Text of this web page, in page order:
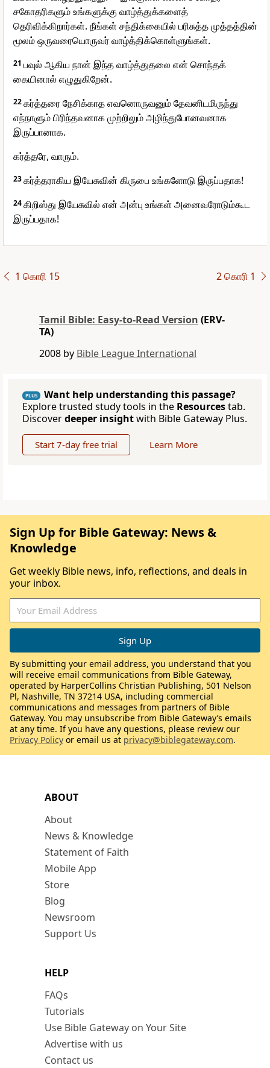
சகோதரிகளும் உங்களுக்கு வாழ்த்துக்களைத்
தெரிவிக்கிறார்கள். நீங்கள் சந்திக்கையில் பரிசுத்த முத்தத்தின்
மூலம் ஒருவரையொருவர் வாழ்த்திக்கொள்ளுங்கள்.
21 பவுல் ஆகிய நான் இந்த வாழ்த்துதலை என் சொந்தக்
கையினால் எழுதுகிறேன்.
22கர்த்தரை நேசிக்காத எவனொருவனும் தேவனிடமிருந்து
எந்நாளும் பிரிந்தவனாக முற்றிலும் அழிந்துபோனவனாக
இருப்பானாக.
கர்த்தரே, வாரும்.
23கர்த்தராகிய இயேசுவின் கிருபை உங்களோடு இருப்பதாக!
24கிறிஸ்து இயேசுவில் என் அன்பு உங்கள் அனைவரோடும்கூட
இருப்பதாக!
1 கொரி 15 2 கொரி 1
Tamil Bible: Easy-to-Read Version (ERV-
TA)
2008 by Bible League International
PLUS
Want help understanding this passage?
Explore trusted study tools in the Resourcestab.
Discoverdeeper insightwith Bible Gateway Plus.
Start 7-day free trial Learn More
ABOUT
About
News & Knowledge
Statement of Faith
Mobile App
Store
Blog
Newsroom
Support Us
HELP
FAQs
Tutorials
Use Bible Gateway on Your Site
Advertise with us
Contact us
Sign Up for Bible Gateway: News &
Knowledge
Get weekly Bible news, info, reflections, and deals in
your inbox.
By submitting your email address, you understand that you
will receive email communications from Bible Gateway,
operated by HarperCollins Christian Publishing, 501 Nelson
Pl, Nashville, TN 37214 USA, including commercial
communications and messages from partners of Bible
Gateway. You may unsubscribe from Bible Gateway’s emails
at any time. If you have any questions, please review our
Privacy Policy or email us at privacy@biblegateway.com.